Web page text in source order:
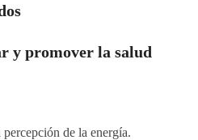
y promover la salud
de la energía.